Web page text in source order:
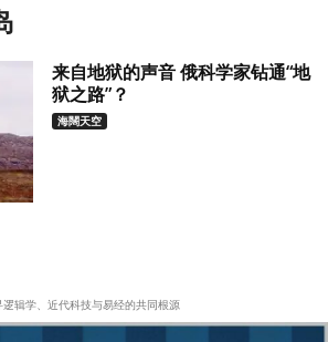
来自地狱的声音 俄科学家钻通“地
狱之路”？
海闊天空
逻辑学、近代科技与易经的共同根源